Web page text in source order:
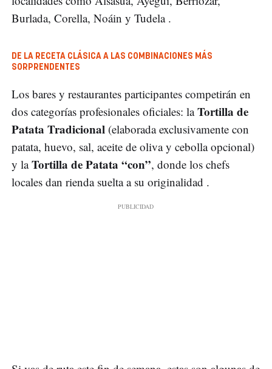
Burlada, Corella, Noáin y Tudela .
DE LA RECETA CLÁSICA A LAS COMBINACIONES MÁS
SORPRENDENTES
Los bares y restaurantes participantes competirán en
dos categorías profesionales oficiales: laTortilla de
Patata Tradicional (elaborada exclusivamente con
patata, huevo, sal, aceite de oliva y cebolla opcional)
y laTortilla de Patata “con”, donde los chefs
locales dan rienda suelta a su originalidad .